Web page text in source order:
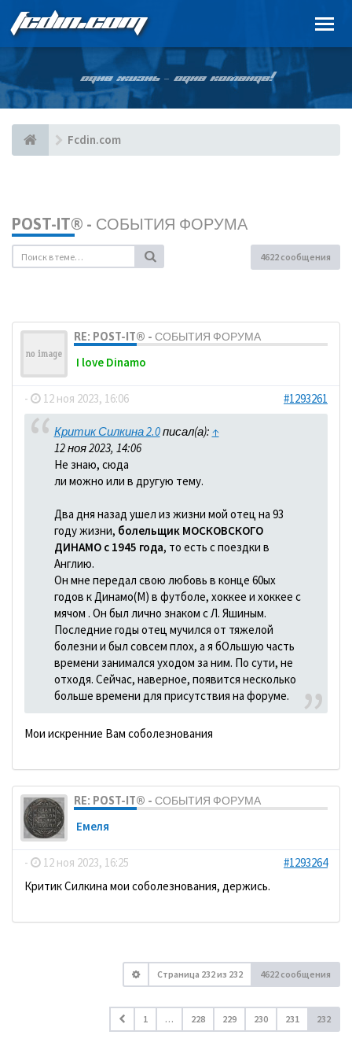
FCDIN.COM
ОДНА ЖИЗНЬ – ОДНА КОМАНДА!
Fcdin.com
POST-IT® - СОБЫТИЯ ФОРУМА
4622 сообщения
RE: POST-IT® - СОБЫТИЯ ФОРУМА
I love Dinamo
- 12 ноя 2023, 16:06 #1293261
Критик Силкина 2.0писал(а): ↑
12 ноя 2023, 14:06
Не знаю, сюда
ли можно или в другую тему.
Два дня назад ушел из жизни мой отец на 93
году жизни, болельщик МОСКОВСКОГО
ДИНАМО с 1945 года, то есть с поездки в
Англию.
Он мне передал свою любовь в конце 60ых
годов к Динамо(М) в футболе, хоккее и хоккее с
мячом . Он был лично знаком с Л. Яшиным.
Последние годы отец мучился от тяжелой
болезни и был совсем плох, а я бОльшую часть
времени занимался уходом за ним. По сути, не
отходя. Сейчас, наверное, появится несколько
больше времени для присутствия на форуме.
Мои искренние Вам соболезнования
RE: POST-IT® - СОБЫТИЯ ФОРУМА
Емеля
- 12 ноя 2023, 16:25
#1293264
Критик Силкина мои соболезнования, держись.
Страница 232из 232 4622 сообщения
1 … 228 229 230 231 232